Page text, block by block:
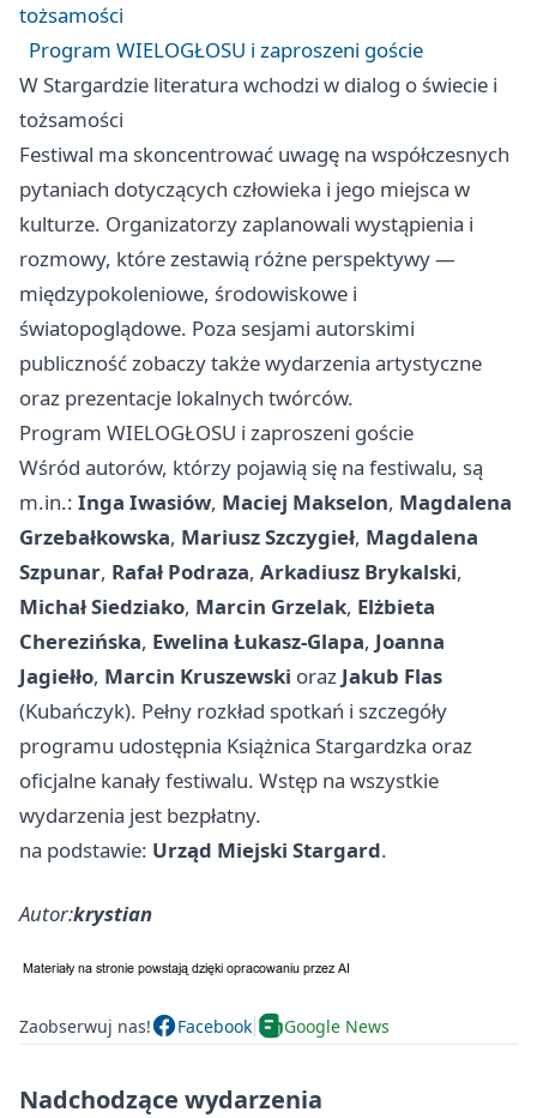
tożsamości
Program WIELOGŁOSU i zaproszeni goście
W Stargardzie literatura wchodzi w dialog o świecie i
tożsamości
Festiwal ma skoncentrować uwagę na współczesnych
pytaniach dotyczących człowieka i jego miejsca w
kulturze. Organizatorzy zaplanowali wystąpienia i
rozmowy, które zestawią różne perspektywy —
międzypokoleniowe, środowiskowe i
światopoglądowe. Poza sesjami autorskimi
publiczność zobaczy także wydarzenia artystyczne
oraz prezentacje lokalnych twórców.
Program WIELOGŁOSU i zaproszeni goście
Wśród autorów, którzy pojawią się na festiwalu, są
m.in.: Inga Iwasiów, Maciej Makselon, Magdalena
Grzebałkowska, Mariusz Szczygieł, Magdalena
Szpunar, Rafał Podraza, Arkadiusz Brykalski,
Michał Siedziako, Marcin Grzelak, Elżbieta
Cherezińska, Ewelina Łukasz-Glapa, Joanna
Jagiełło, Marcin Kruszewski oraz Jakub Flas
(Kubańczyk). Pełny rozkład spotkań i szczegóły
programu udostępnia Książnica Stargardzka oraz
oficjalne kanały festiwalu. Wstęp na wszystkie
wydarzenia jest bezpłatny.
na podstawie: Urząd Miejski Stargard.
Autor:krystian
Zaobserwuj nas! Facebook Google News
Nadchodzące wydarzenia